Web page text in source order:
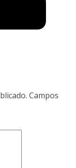
Campos